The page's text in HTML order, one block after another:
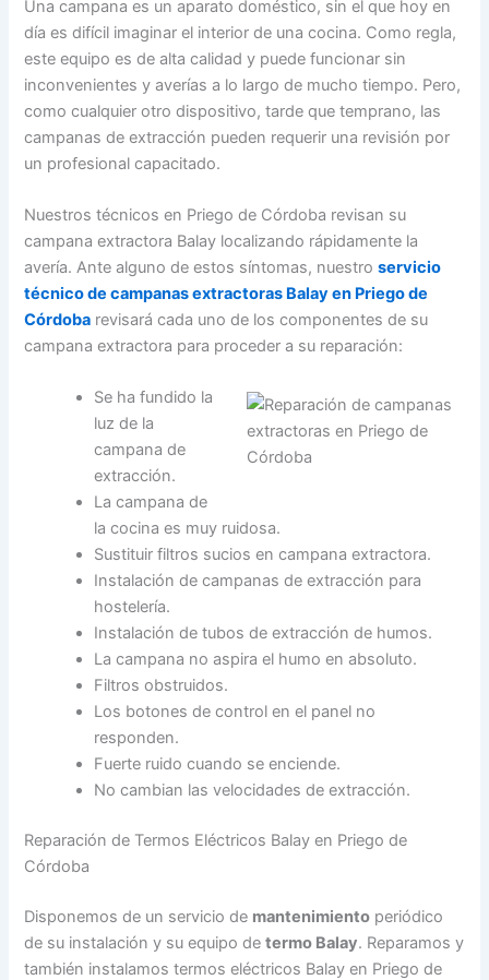
Una campana es un aparato doméstico, sin el que hoy en
día es difícil imaginar el interior de una cocina. Como regla,
este equipo es de alta calidad y puede funcionar sin
inconvenientes y averías a lo largo de mucho tiempo. Pero,
como cualquier otro dispositivo, tarde que temprano, las
campanas de extracción pueden requerir una revisión por
un profesional capacitado.
Nuestros técnicos en Priego de Córdoba revisan su
campana extractora Balay localizando rápidamente la
avería. Ante alguno de estos síntomas, nuestroservicio
técnico de campanas extractoras Balay en Priego de
Córdoba revisará cada uno de los componentes de su
campana extractora para proceder a su reparación:
Se ha fundido la
luz de la
campana de
extracción.
La campana de
la cocina es muy ruidosa.
Sustituir filtros sucios en campana extractora.
Instalación de campanas de extracción para
hostelería.
Instalación de tubos de extracción de humos.
La campana no aspira el humo en absoluto.
Filtros obstruidos.
Los botones de control en el panel no
responden.
Fuerte ruido cuando se enciende.
No cambian las velocidades de extracción.
Reparación de Termos Eléctricos Balay en Priego de
Córdoba
Disponemos de un servicio de mantenimiento periódico
de su instalación y su equipo determo Balay. Reparamos y
también instalamos termos eléctricos Balay en Priego de